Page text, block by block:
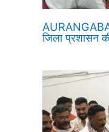
जिला प्रशासन